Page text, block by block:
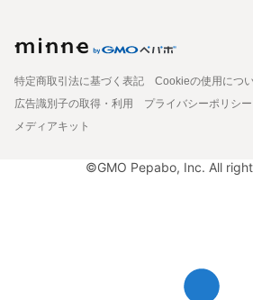
特定商取引法に基づく表記
Cookieの使用につ
広告識別子の取得・利用
プライバシーポリシー
メディアキット
©GMO Pepabo, Inc. All